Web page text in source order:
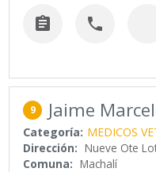
 
9 Jaime
Categoría: MEDICOS
Dirección: Nueve Ote
Comuna: Machalí